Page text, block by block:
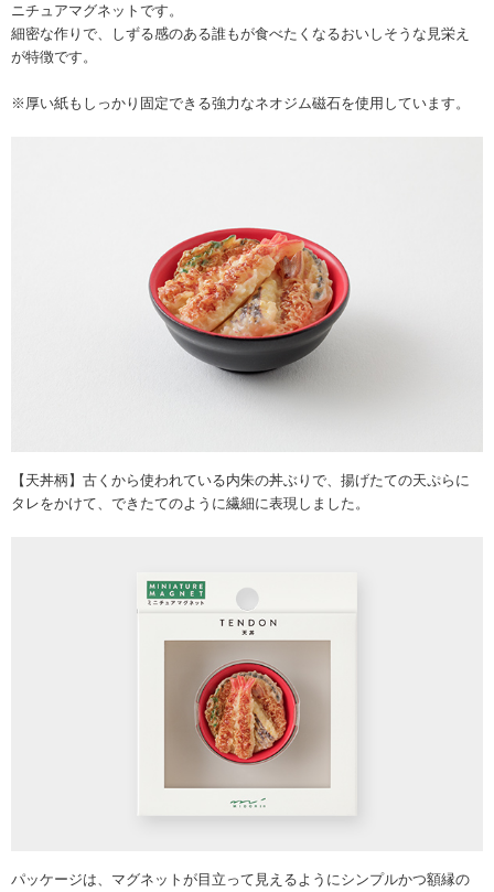
ニチュアマグネットです。
細密な作りで、しずる感のある誰もが食べたくなるおいしそうな見栄え
が特徴です。
※厚い紙もしっかり固定できる強力なネオジム磁石を使用しています。
【天丼柄】古くから使われている内朱の丼ぶりで、揚げたての天ぷらに
タレをかけて、できたてのように繊細に表現しました。
パッケージは、マグネットが目立って見えるようにシンプルかつ額縁の